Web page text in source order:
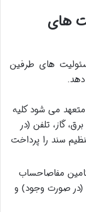
های
های طرفین
می شود کلیه
گاز، تلفن (در
سند را پرداخت
مفاصاحساب
(در صورت وجود) و